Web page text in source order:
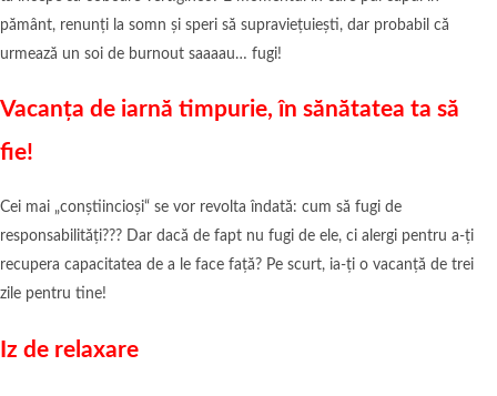
pământ, renunți la somn și speri să supraviețuiești, dar probabil că
urmează un soi de burnout saaaau… fugi!
Vacanța de iarnă timpurie, în sănătatea ta să
fie!
Cei mai „conștiincioși“ se vor revolta îndată: cum să fugi de
responsabilități??? Dar dacă de fapt nu fugi de ele, ci alergi pentru a-ți
recupera capacitatea de a le face față? Pe scurt, ia-ți o vacanță de trei
zile pentru tine!
Iz de relaxare